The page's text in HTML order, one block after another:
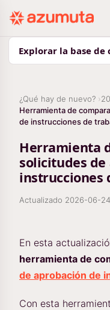
Explorar la base
¿Qué hay de nuevo?
Herramienta de
de instrucciones de
Herramienta
solicitudes
instrucciones
Actualizado 2026-06-24
En esta
herramienta de
de aprobación de
Con esta